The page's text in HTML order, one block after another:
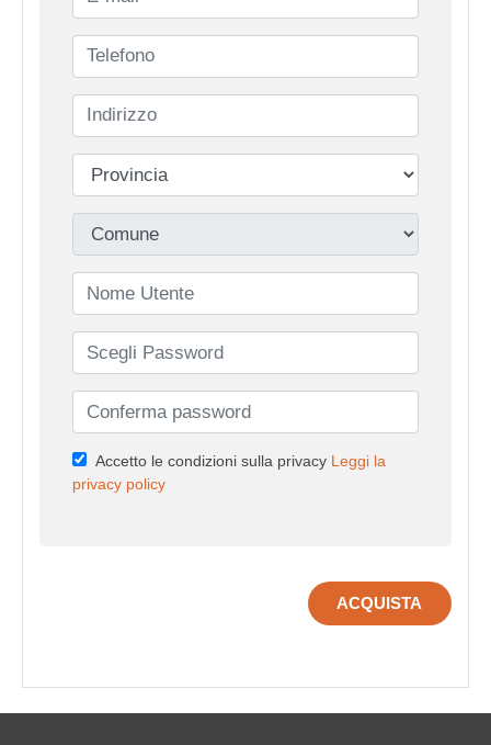
Accetto le condizioni sulla privacy Leggi la
privacy policy
ACQUISTA